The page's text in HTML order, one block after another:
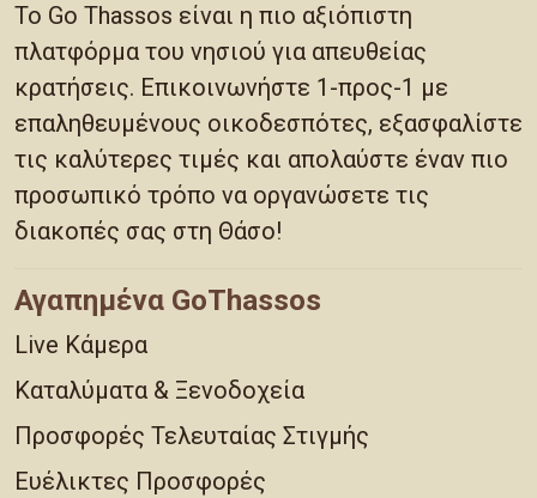
Το Go Thassos είναι η πιο αξιόπιστη
πλατφόρμα του νησιού για απευθείας
κρατήσεις. Επικοινωνήστε 1-προς-1 με
επαληθευμένους οικοδεσπότες, εξασφαλίστε
τις καλύτερες τιμές και απολαύστε έναν πιο
προσωπικό τρόπο να οργανώσετε τις
διακοπές σας στη Θάσο!
Αγαπημένα GoThassos
Live Κάμερα
Καταλύματα & Ξενοδοχεία
Προσφορές Τελευταίας Στιγμής
Ευέλικτες Προσφορές